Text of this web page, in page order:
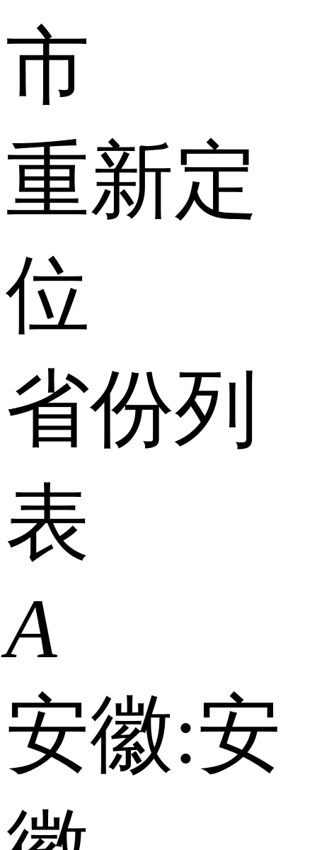
市
重新定
位
省份列
表
A
安徽:安